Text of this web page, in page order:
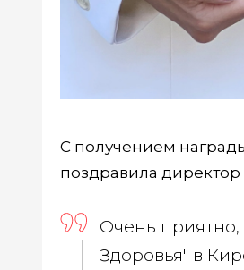
С получением
поздравила
Очень
Здоровья" в